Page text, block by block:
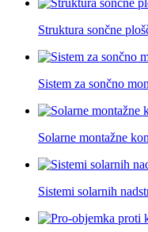
Struktura sončne
Sistem za sončno
Solarne montažne
Sistemi solarnih